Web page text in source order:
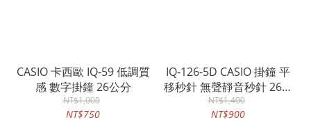
CASIO 卡西歐 IQ-59 低調質
感 數字掛鐘 26公分
NT$1,000
NT$750
IQ-126-5D CASIO 掛鐘 平
移秒針 無聲靜音秒針 26公
分
NT$1,400
NT$900